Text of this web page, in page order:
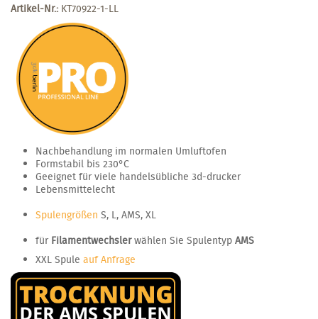
Artikel-Nr.: KT70922-1-LL
Nachbehandlung im normalen Umluftofen
Formstabil bis 230°C
Geeignet für viele handelsübliche 3d-drucker
Lebensmittelecht
Spulengrößen S, L, AMS, XL
für Filamentwechslerwählen Sie Spulentyp AMS
XXL Spule auf Anfrage